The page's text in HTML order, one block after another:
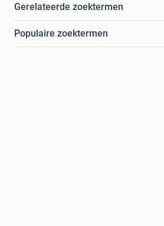
Gerelateerde zoektermen
Populaire zoektermen